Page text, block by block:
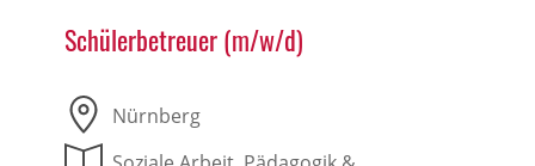
Schülerbetreuer (m/w/d)
Nürnberg